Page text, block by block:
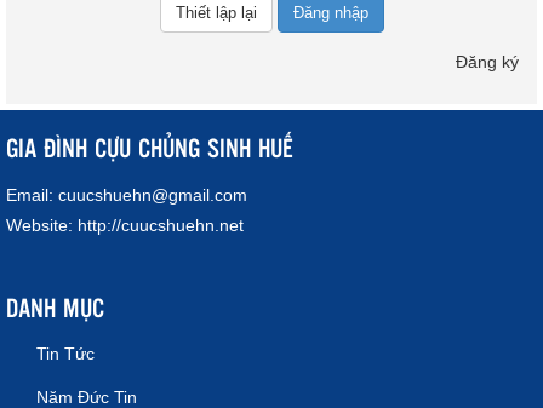
Đăng nhập
Đăng ký
GIA ĐÌNH CỰU CHỦNG SINH HUẾ
Email: cuucshuehn@gmail.com
Website: http://cuucshuehn.net
DANH MỤC
Tin Tức
Năm Đức Tin